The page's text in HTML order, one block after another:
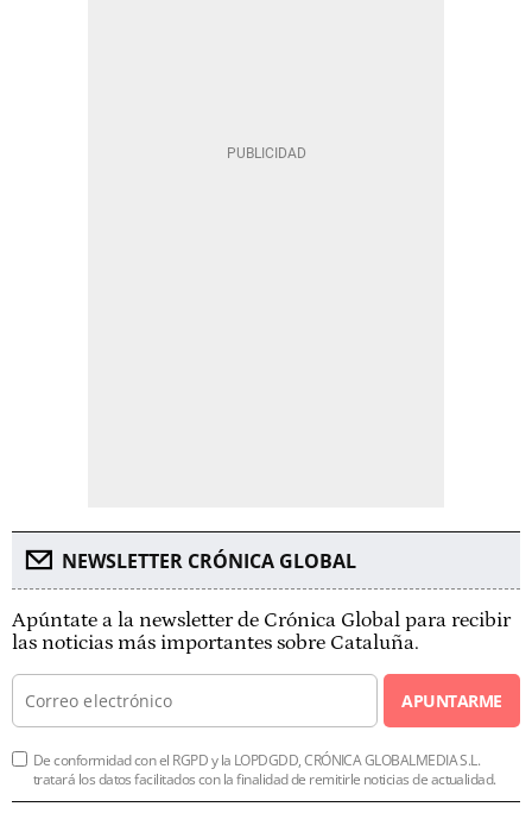
NEWSLETTER CRÓNICA GLOBAL
Apúntate a la newsletter de Crónica Global para recibir
las noticias más importantes sobre Cataluña.
APUNTARME
De conformidad con el RGPD y la LOPDGDD, CRÓNICA GLOBALMEDIA S.L.
tratará los datos facilitados con la finalidad de remitirle noticias de actualidad.